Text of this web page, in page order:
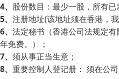
4、 股份数目：最少一股，所有已
5、 注册地址(该地址须在香港，
6、 法定秘书（香港公司法规定
年免费。）；
7、 须从事正当生意；
8、 重要控制人登记册： 须在公